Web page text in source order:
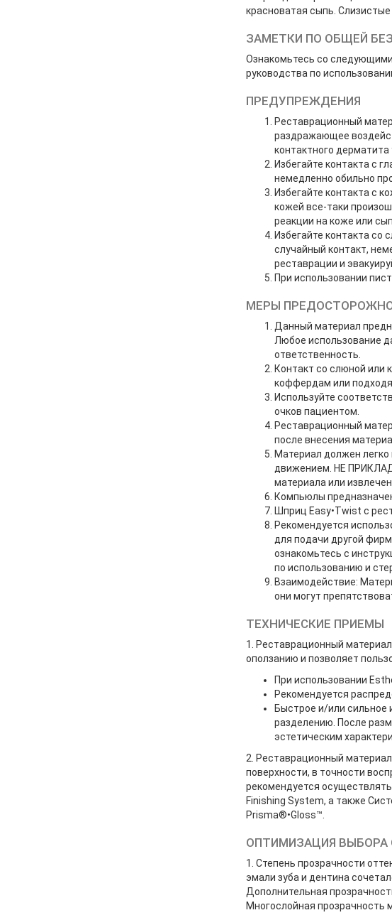
красноватая сыпь.
ЗАМЕТКИ ПО ОБЩЕЙ
Ознакомьтесь со
руководства по
ПРЕДУПРЕЖДЕНИЯ
Реставрационный
раздражающее
контактного
Избегайте контакта с
немедленно обильно
Избегайте контакта с
кожей все-таки
реакции на коже или
Избегайте контакта со
случайный контакт,
реставрации и
При использовании
МЕРЫ
Данный материал
Любое использование
ответственность.
Контакт со слюной или
коффердам или
Используйте
очков пациентом.
Реставрационный
после внесения
Материал должен
движением. НЕ
материала или
Компьюлы
Шприц Easy•Twist с
Рекомендуется
для подачи другой
ознакомьтесь с
по использованию и
Взаимодействие:
они могут
ТЕХНИЧЕСКИЕ ПРИЕМЫ
1. Реставрационный
оползанию и позволяет
При использовании
Рекомендуется
Быстрое и/или сильное
разделению. После
эстетическим
2. Реставрационный
поверхности, в точности
рекомендуется
Finishing System, а также
Prisma®•Gloss™.
ОПТИМИЗАЦИЯ ВЫБОРА
1. Степень прозрачности
эмали зуба и дентина
Дополнительная
Многослойная прозрачность